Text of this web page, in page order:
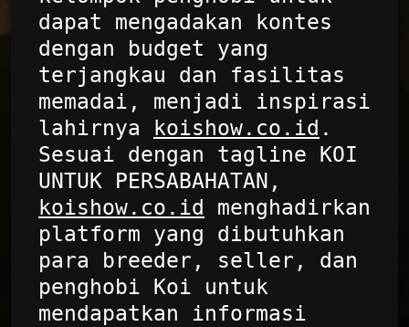
dapat mengadakan kontes
dengan budget yang
terjangkau dan fasilitas
memadai, menjadi inspirasi
lahirnya koishow.co.id .
Sesuai dengan tagline KOI
UNTUK PERSABAHATAN,
koishow.co.id menghadirkan
platform yang dibutuhkan
para breeder, seller, dan
penghobi Koi untuk
mendapatkan informasi